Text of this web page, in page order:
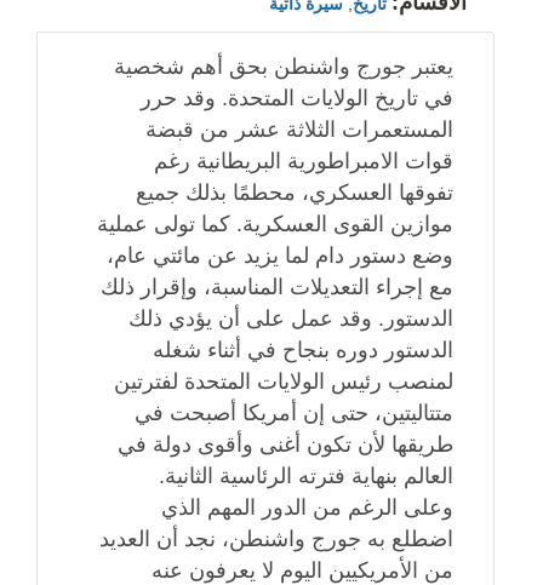
تاريخ, سيرة ذاتية
يعتبر جورج واشنطن بحق أهم شخصية
في تاريخ الولايات المتحدة. وقد حرر
المستعمرات الثلاثة عشر من قبضة
قوات الامبراطورية البريطانية رغم
تفوقها العسكري، محطمًا بذلك جميع
موازين القوى العسكرية. كما تولى عملية
وضع دستور دام لما يزيد عن مائتي عام،
مع إجراء التعديلات المناسبة، وإقرار ذلك
الدستور. وقد عمل على أن يؤدي ذلك
الدستور دوره بنجاح في أثناء شغله
لمنصب رئيس الولايات المتحدة لفترتين
متتاليتين، حتى إن أمريكا أصبحت في
طريقها لأن تكون أغنى وأقوى دولة في
العالم بنهاية فترته الرئاسية الثانية.
وعلى الرغم من الدور المهم الذي
اضطلع به جورج واشنطن، نجد أن العديد
من الأمريكيين اليوم لا يعرفون عنه